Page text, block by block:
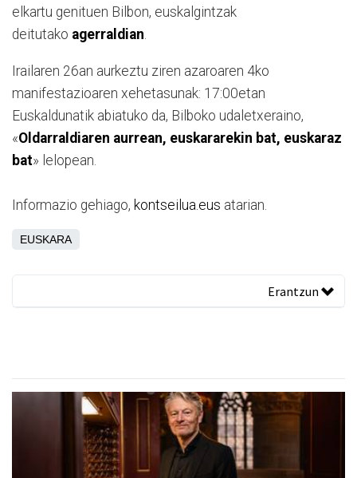
elkartu genituen Bilbon, euskalgintzak
deitutako agerraldian.
Irailaren 26an aurkeztu ziren azaroaren 4ko
manifestazioaren xehetasunak: 17:00etan
Euskaldunatik abiatuko da, Bilboko udaletxeraino,
«Oldarraldiaren aurrean, euskararekin bat, euskaraz
bat» lelopean.
Informazio gehiago, kontseilua.eus atarian.
EUSKARA
Erantzun